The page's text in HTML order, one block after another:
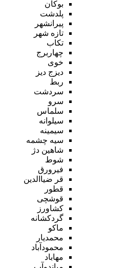
بوکان
پلدشت
پیرانشهر
تازه شهر
تکاب
چهاربرج
خوی
دیزج دیز
ربط
سردشت
سرو
سلماس
سیلوانه
سیمینه
سیه چشمه
شاهین دژ
شوط
فیرورق
قر ضیاالدین
قطور
قوشچی
کشاورز
گردکشانه
ماکو
محمدیار
محمودآباد
مهاباد